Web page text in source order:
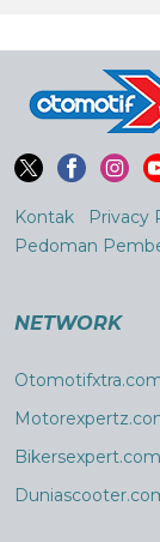
Kontak Privacy
Pedoman
NETWORK
Bikersexpert.com